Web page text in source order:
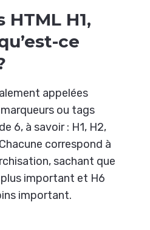
HTML H1,
ce
appelées
ou tags
6, à savoir : H1, H2,
correspond à
sachant que
plus important et H6
important.